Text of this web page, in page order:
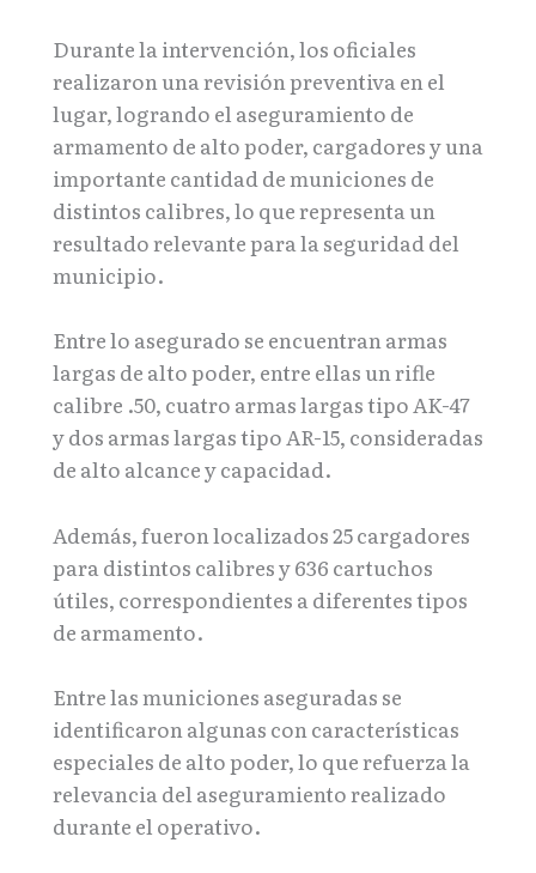
Durante la intervención, los oficiales
realizaron una revisión preventiva en el
lugar, logrando el aseguramiento de
armamento de alto poder, cargadores y una
importante cantidad de municiones de
distintos calibres, lo que representa un
resultado relevante para la seguridad del
municipio.
Entre lo asegurado se encuentran armas
largas de alto poder, entre ellas un rifle
calibre .50, cuatro armas largas tipo AK-47
y dos armas largas tipo AR-15, consideradas
de alto alcance y capacidad.
Además, fueron localizados 25 cargadores
para distintos calibres y 636 cartuchos
útiles, correspondientes a diferentes tipos
de armamento.
Entre las municiones aseguradas se
identificaron algunas con características
especiales de alto poder, lo que refuerza la
relevancia del aseguramiento realizado
durante el operativo.